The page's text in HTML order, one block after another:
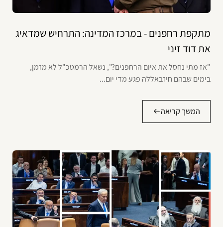
מתקפת רחפנים - במרכז המדינה: התרחיש שמדאיג
את דוד זיני
"אז מתי נחסל את איום הרחפנים?", נשאל הרמטכ"ל לא מזמן,
בימים שבהם חיזבאללה פגע מדי יום...
המשך קריאה